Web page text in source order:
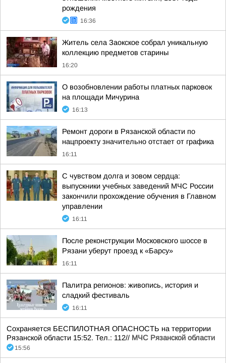
рождения
16:36
Житель села Заокское собрал уникальную
коллекцию предметов старины
16:20
О возобновлении работы платных парковок
на площади Мичурина
16:13
Ремонт дороги в Рязанской области по
нацпроекту значительно отстает от графика
16:11
С чувством долга и зовом сердца:
выпускники учебных заведений МЧС России
закончили прохождение обучения в Главном
управлении
16:11
После реконструкции Московского шоссе в
Рязани уберут проезд к «Барсу»
16:11
Палитра регионов: живопись, история и
сладкий фестиваль
16:11
Сохраняется БЕСПИЛОТНАЯ ОПАСНОСТЬ на территории
Рязанской области 15:52. Тел.: 112// МЧС Рязанской области
15:56